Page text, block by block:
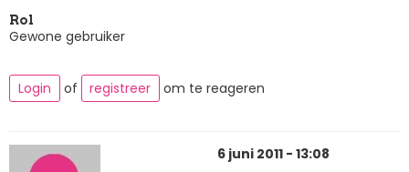
Rol
Gewone gebruiker
Login of registreer om te reageren
6 juni 2011 - 13:08